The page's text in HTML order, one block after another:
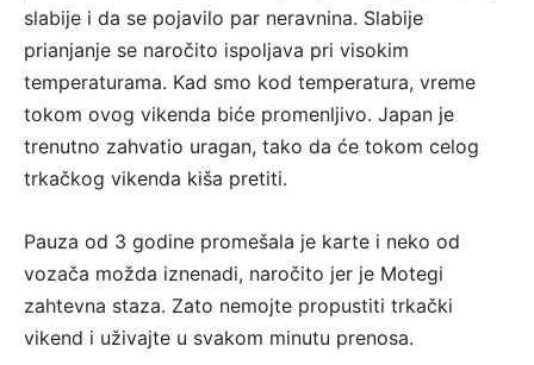
slabije i da se pojavilo par neravnina. Slabije
prianjanje se naročito ispoljava pri visokim
temperaturama. Kad smo kod temperatura, vreme
tokom ovog vikenda biće promenljivo. Japan je
trenutno zahvatio uragan, tako da će tokom celog
trkačkog vikenda kiša pretiti.
Pauza od 3 godine promešala je karte i neko od
vozača možda iznenadi, naročito jer je Motegi
zahtevna staza. Zato nemojte propustiti trkački
vikend i uživajte u svakom minutu prenosa.